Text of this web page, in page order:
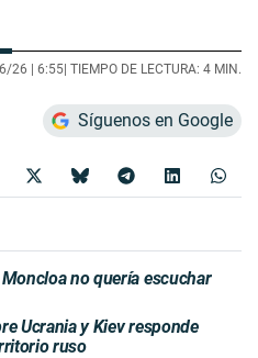
26 | 6:55| TIEMPO DE LECTURA: 4 MIN.
Síguenos en Google
no quería escuchar
Ucrania y Kiev responde
ruso